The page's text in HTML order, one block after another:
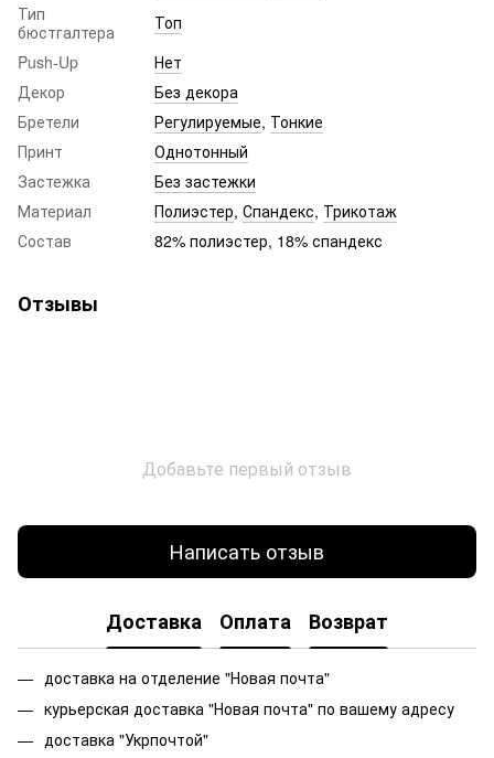
Тип
бюстгалтера
Топ
Push-Up
Нет
Декор
Без декора
Бретели
Регулируемые, Тонкие
Принт
Однотонный
Застежка
Без застежки
Материал
Полиэстер, Спандекс, Трикотаж
Состав
82% полиэстер, 18% спандекс
Отзывы
Добавьте первый отзыв
Написать отзыв
Доставка Оплата Возврат
доставка на отделение "Новая почта"
курьерская доставка "Новая почта" по вашему адресу
доставка "Укрпочтой"